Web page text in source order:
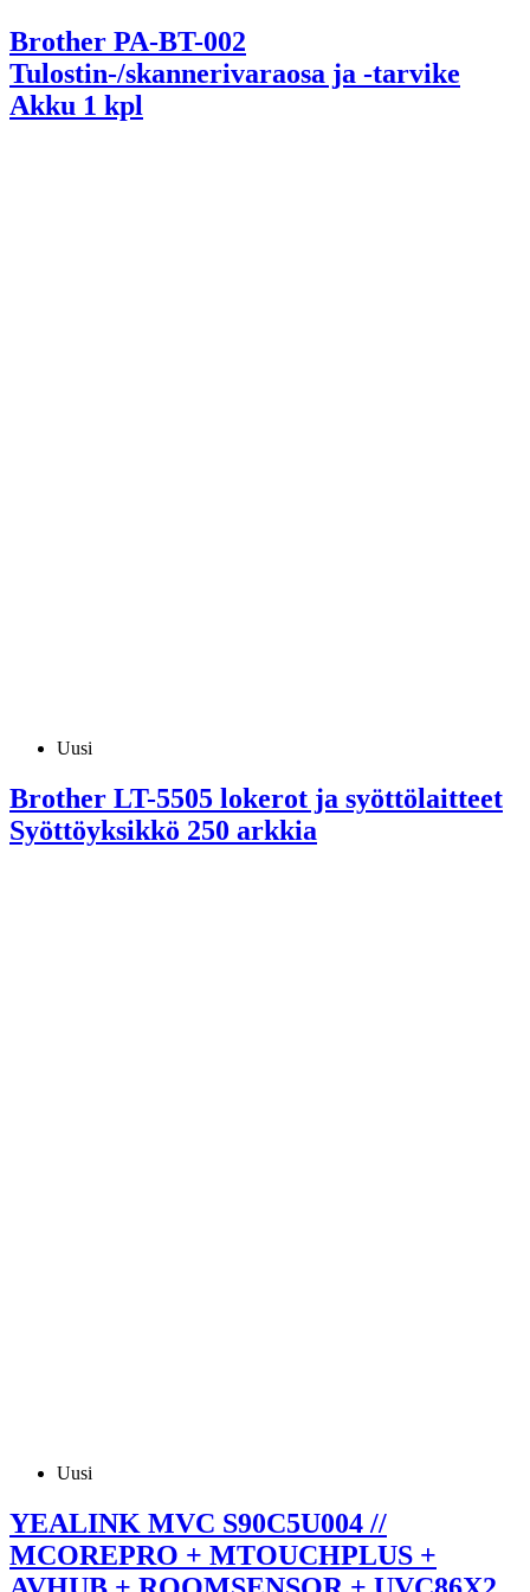
Brother PA-BT-002
Tulostin-/skannerivaraosa ja -tarvike
Akku 1 kpl
Uusi
Brother LT-5505 lokerot ja syöttölaitteet
Syöttöyksikkö 250 arkkia
Uusi
YEALINK MVC S90C5U004 //
MCOREPRO + MTOUCHPLUS +